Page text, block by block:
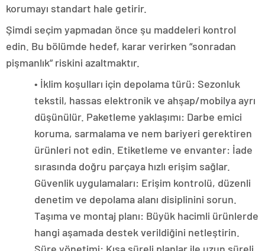
korumayı standart hale getirir.
Şimdi seçim yapmadan önce şu maddeleri kontrol
edin. Bu bölümde hedef, karar verirken “sonradan
pişmanlık” riskini azaltmaktır.
• İklim koşulları için depolama türü: Sezonluk
tekstil, hassas elektronik ve ahşap/mobilya ayrı
düşünülür. Paketleme yaklaşımı: Darbe emici
koruma, sarmalama ve nem bariyeri gerektiren
ürünleri not edin. Etiketleme ve envanter: İade
sırasında doğru parçaya hızlı erişim sağlar.
Güvenlik uygulamaları: Erişim kontrolü, düzenli
denetim ve depolama alanı disiplinini sorun.
Taşıma ve montaj planı: Büyük hacimli ürünlerde
hangi aşamada destek verildiğini netleştirin.